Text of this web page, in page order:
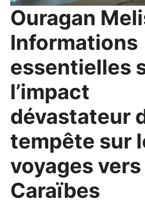
Ouragan
Informations
essentielles
l’impact
dévastateur
tempête sur
voyages
Caraïbes